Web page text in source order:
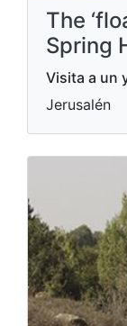
The
Spring
Visita a un
Jerusalén